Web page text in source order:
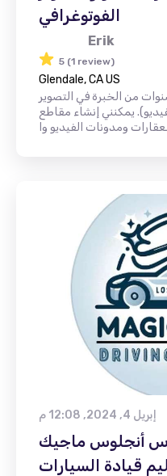
الفوتوغرافي
Erik
5 (1 review)
Glendale, CA US
اريك لدي أكثر من 10 سنوات من الخبرة في التصوير
يمكنني إنشاء مقاطع
إبريل 4, 2024, 12:08 م
أنجلوس ماجيك
قيادة السيارات